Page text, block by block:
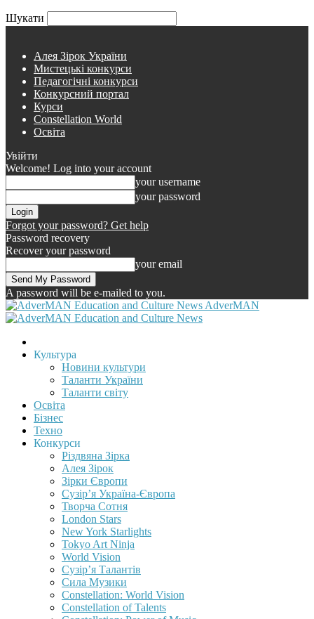
Шукати
Алея Зірок України
Мистецькі конкурси
Педагогічні конкурси
Конкурсний портал
Курси
Constellation World
Освіта
Увійти
Welcome! Log into your account
your username
your password
Forgot your password? Get help
Password recovery
Recover your password
your email
A password will be e-mailed to you.
AdverMAN
Культура
Новини культури
Таланти України
Таланти світу
Освіта
Бізнес
Техно
Конкурси
Різдвяна Зірка
Алея Зірок
Зірки Європи
Сузір’я Україна-Європа
Творча Сотня
London Stars
New York Starlights
Tokyo Art Ninja
World Vision
Сузір’я Талантів
Сила Музики
Constellation: World Vision
Constellation of Talents